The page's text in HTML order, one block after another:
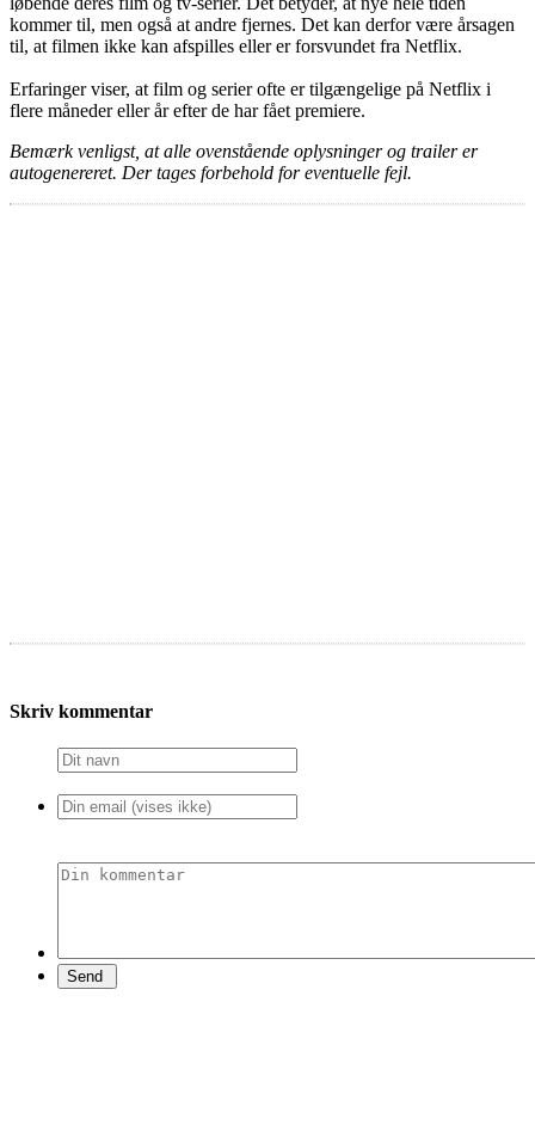
kommer til, men også at andre fjernes. Det kan derfor være årsagen
til, at filmen ikke kan afspilles eller er forsvundet fra Netflix.
Erfaringer viser, at film og serier ofte er tilgængelige på Netflix i
flere måneder eller år efter de har fået premiere.
Bemærk venligst, at alle ovenstående oplysninger og trailer er
autogenereret. Der tages forbehold for eventuelle fejl.
Skriv kommentar